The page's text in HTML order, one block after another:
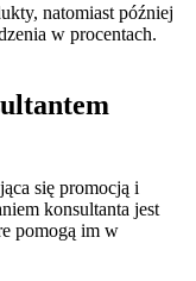
natomiast później
w procentach.
się promocją i
konsultanta jest
pomogą im w